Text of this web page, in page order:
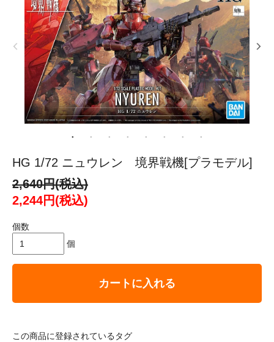
HG 1/72 ニュウレン 境界戦機[プラモデル]
2,640円(税込)
2,244円(税込)
個数
個
カートに入れる
この商品に登録されているタグ